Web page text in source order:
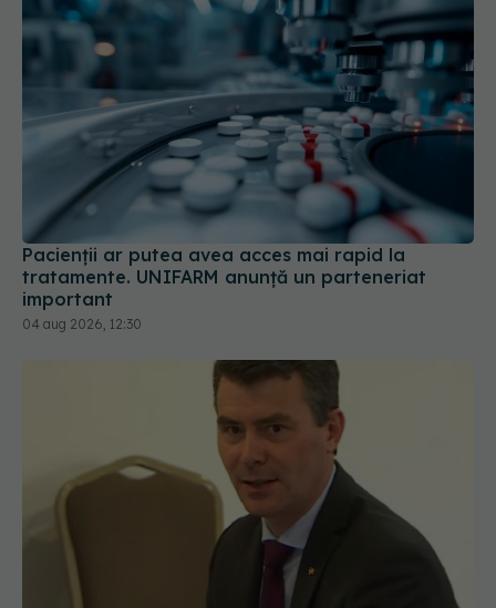
Pacienții ar putea avea acces mai rapid la
tratamente. UNIFARM anunță un parteneriat
important
04 aug 2026, 12:30